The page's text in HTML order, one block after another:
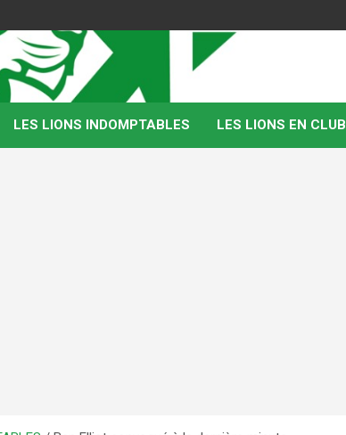
LES LIONS INDOMPTABLES LES LIONS EN CLUB